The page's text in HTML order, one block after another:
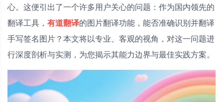
心。这便引出了一个许多用户关心的问题：作为国内领先的
翻译工具， 有道翻译的图片翻译功能，能否准确识别并翻译
手写签名图片？本文将以专业、客观的视角，对这一问题进
行深度剖析与实测，为您揭示其能力边界与最佳实践方案。